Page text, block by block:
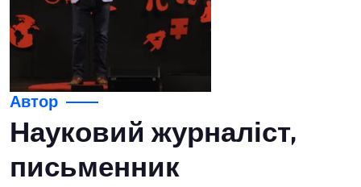
Автор
Науковий журналіст,
письменник